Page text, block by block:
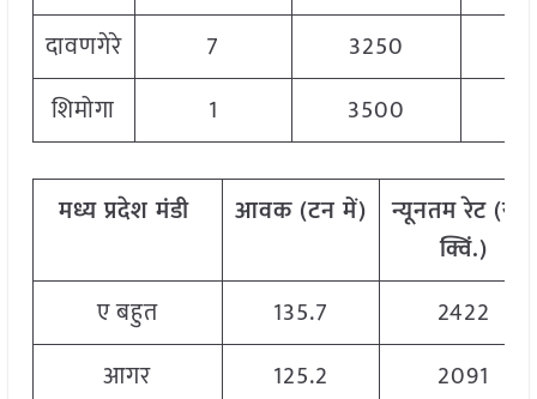
दावणगेरे
7 3250
शिमोगा
1 3500
मध्यप्रदेश मंडी आवक (टनमें) न्यूनतमरेट (रु
क्विं.)
ए बहुत
135.7
2422
आगर
125.2
2091